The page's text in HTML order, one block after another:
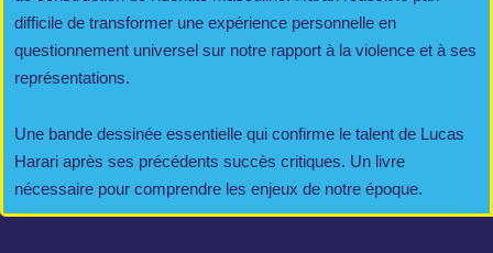
difficile de transformer une expérience personnelle en
questionnement universel sur notre rapport à la violence et à ses
représentations.
Une bande dessinée essentielle qui confirme le talent de Lucas
Harari après ses précédents succès critiques. Un livre
nécessaire pour comprendre les enjeux de notre époque.